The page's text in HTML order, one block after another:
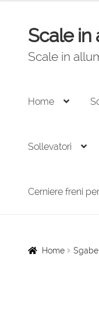
Vai
alla
navigazione
Vai
al
contenuto
Scale in
Scale in
Home
Sollevatori
Cerniere freni
Home